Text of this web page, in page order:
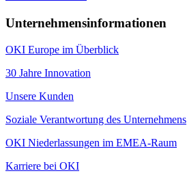
Unternehmensinformationen
OKI Europe im Überblick
30 Jahre Innovation
Unsere Kunden
Soziale Verantwortung des Unternehmens
OKI Niederlassungen im EMEA-Raum
Karriere bei OKI